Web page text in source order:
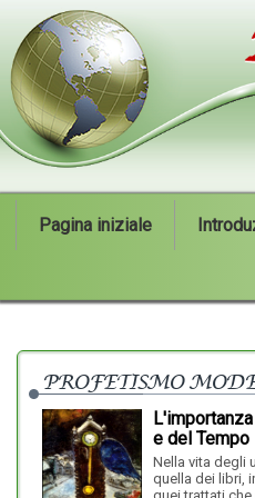
Pagina iniziale
PROFETISMO
e del Tempo
Nella vita degli
quella dei libri,